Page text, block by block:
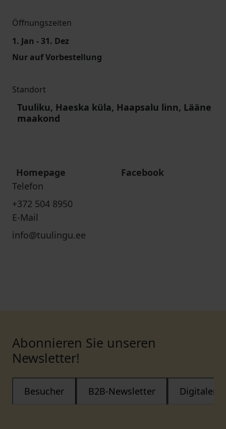
Öffnungszeiten
1. Jan - 31. Dez
Nur auf Vorbestellung
Standort
Tuuliku, Haeska küla, Haapsalu linn, Lääne
maakond
Homepage
Facebook
Telefon
+372 504 8950
E-Mail
info@tuulingu.ee
Abonnieren Sie unseren
Newsletter!
Besucher B2B-Newsletter Digitaler